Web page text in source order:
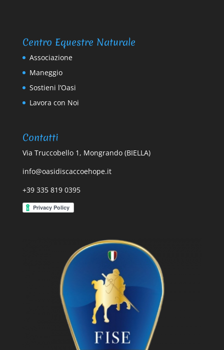
Centro Equestre Naturale
Associazione
Maneggio
Sostieni l’Oasi
Lavora con Noi
Contatti
Via Truccobello 1, Mongrando (BIELLA)
info@oasidiscaccoehope.it
+39 335 819 0395